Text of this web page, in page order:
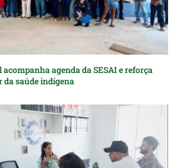
agenda da SESAI e reforça
da saúde indígena